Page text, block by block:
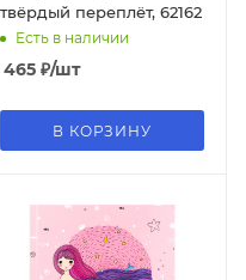
твёрдый переплёт, 62162
Есть в наличии
465 ₽/шт
В КОРЗИНУ